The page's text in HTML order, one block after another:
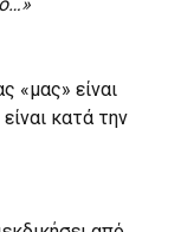
«μας» είναι
κατά την